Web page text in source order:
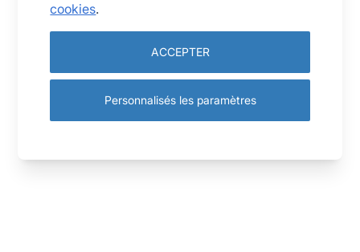
cookies.
ACCEPTER
Personnalisés les paramètres